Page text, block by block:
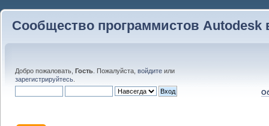
Сообщество программистов Autodesk
Добро пожаловать, Гость . Пожалуйста, войдите или
зарегистрируйтесь